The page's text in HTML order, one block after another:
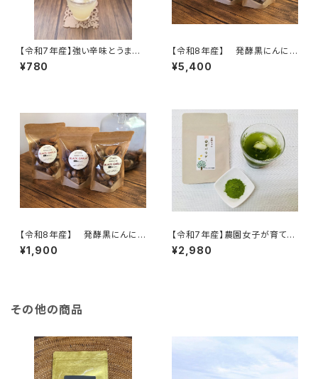
【令和7年産】強い辛味とうまみ
が際立つ！薬味やスパイスとして
簡単便利！冷凍保存もできる！
¥780
【令和8年産】 発酵黒にんに
く 120ｇ×3袋 ※農薬・化学
肥料不使用 ※天然由来の活
¥5,400
【令和8年産】 発酵黒にんに
く 120ｇ（1袋） ※農薬・化学
肥料不使用 ※天然由来の活
¥1,900
【令和7年産】農園女子が育てた
桑茶パウダー(50g) ※徳用サ
イズ 手軽にヘルシー生活 ス
¥2,980
その他の商品